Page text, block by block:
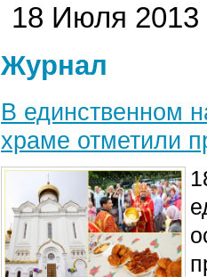
18 Июля 2013
Журнал
В единственном
храме отметили